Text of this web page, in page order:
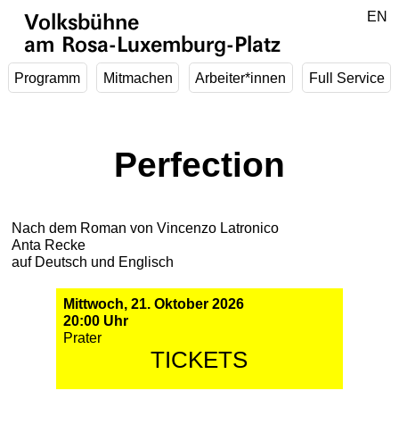
Volksbühne
am Rosa-Luxemburg-Platz
Programm Mitmachen Arbeiter*innen Full Service
DE
EN
Perfection
Nach dem Roman von Vincenzo Latronico
Anta Recke
auf Deutsch und Englisch
Mittwoch, 21. Oktober 2026
20:00 Uhr
Prater
TICKETS